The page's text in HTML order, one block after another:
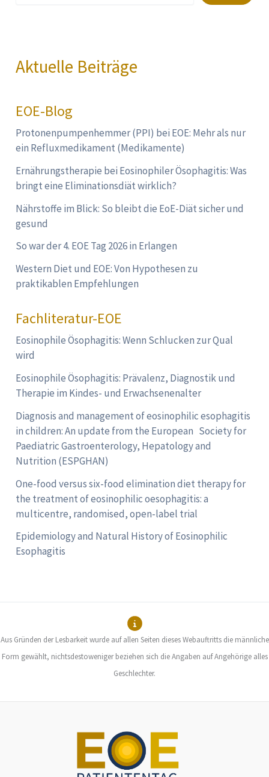
Aktuelle Beiträge
EOE-Blog
Protonenpumpenhemmer (PPI) bei EOE: Mehr als nur
ein Refluxmedikament (Medikamente)
Ernährungstherapie bei Eosinophiler Ösophagitis: Was
bringt eine Eliminationsdiät wirklich?
Nährstoffe im Blick: So bleibt die EoE-Diät sicher und
gesund
So war der 4. EOE Tag 2026 in Erlangen
Western Diet und EOE: Von Hypothesen zu
praktikablen Empfehlungen
Fachliteratur-EOE
Eosinophile Ösophagitis: Wenn Schlucken zur Qual
wird
Eosinophile Ösophagitis: Prävalenz, Diagnostik und
Therapie im Kindes- und Erwachsenenalter
Diagnosis and management of eosinophilic esophagitis
in children: An update from the European Society for
Paediatric Gastroenterology, Hepatology and
Nutrition (ESPGHAN)
One-food versus six-food elimination diet therapy for
the treatment of eosinophilic oesophagitis: a
multicentre, randomised, open-label trial
Epidemiology and Natural History of Eosinophilic
Esophagitis
Aus Gründen der Lesbarkeit wurde auf allen Seiten dieses Webauftritts die männliche
Form gewählt, nichtsdestoweniger beziehen sich die Angaben auf Angehörige alles
Geschlechter.